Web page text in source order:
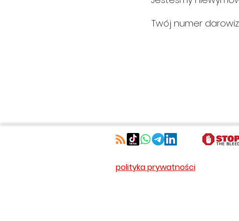
Twój numer
polityka prywatności